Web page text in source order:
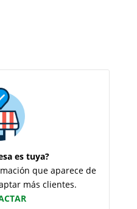
es tuya?
que aparece de
más clientes.